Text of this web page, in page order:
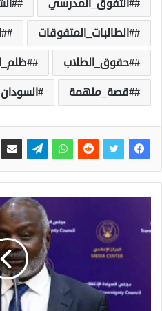
#التفوق_المدرسي
#الطالبات_المتفوقات
#حقوق_الطلاب
#قصة_ملهمة
السودان